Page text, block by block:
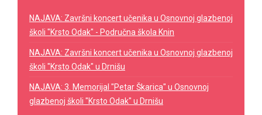
NAJAVA: Završni koncert učenika u Osnovnoj glazbenoj
školi "Krsto Odak" - Područna škola Knin
NAJAVA: Završni koncert učenika u Osnovnoj glazbenoj
školi "Krsto Odak" u Drnišu
NAJAVA: 3. Memorijal "Petar Škarica" u Osnovnoj
glazbenoj školi "Krsto Odak" u Drnišu